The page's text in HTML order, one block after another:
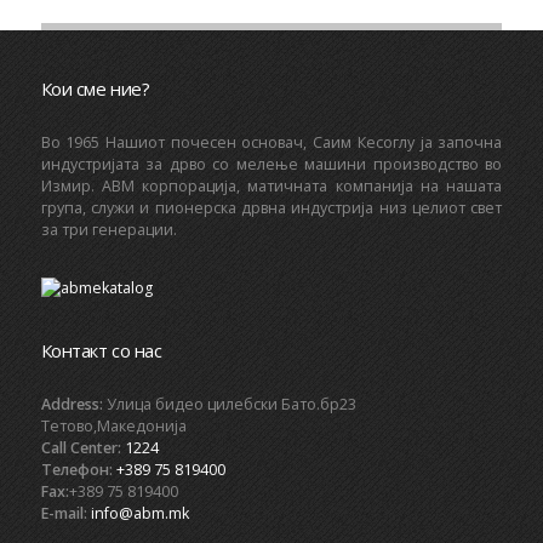
Кои сме ние?
Bo 1965 Нашиот почесен основач, Саим Кесоглу ја започна
индустријата за дрво со мелење машини производство во
Измир. ABM корпорација, матичната компанија на нашата
група, служи и пионерска дрвна индустрија низ целиот свет
за три генерации.
Контакт со нас
Address: Улица бидео цилебски Бато.бр23
Тетово,Македонија
Call Center: 1224
Телефон: +389 75 819400
Fax:+389 75 819400
E-mail: info@abm.mk